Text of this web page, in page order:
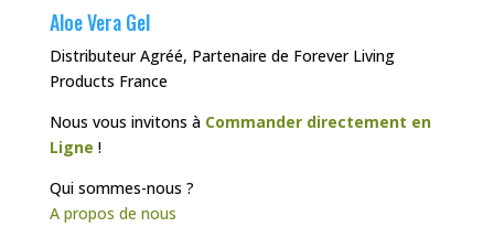
Aloe Vera Gel
Distributeur Agréé, Partenaire de Forever Living
Products France
Nous vous invitons à Commander directement en
Ligne !
Qui sommes-nous ?
A propos de nous